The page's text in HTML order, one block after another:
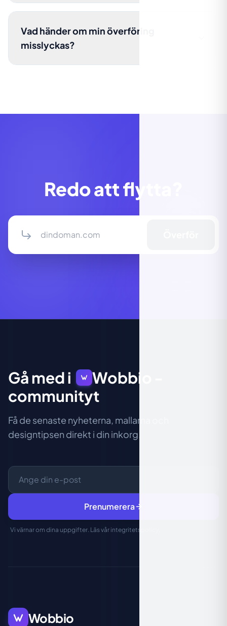
Vad händer om min överföring
misslyckas?
Redo att flytta?
Gå med i Wobbio
communityt
Få de senaste nyheterna, mallarna och
designtipsen direkt i din inkorg.
Prenumerera
Vi värnar om dina uppgifter. Läs vår integritetspolicy
Wobbio